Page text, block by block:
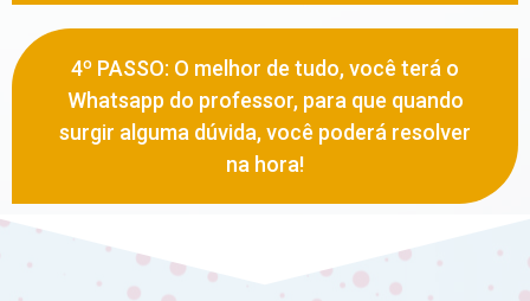
4º PASSO: O melhor de tudo, você terá o
Whatsapp do professor, para que quando
surgir alguma dúvida, você poderá resolver
na hora!